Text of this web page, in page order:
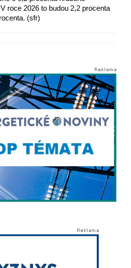
roce 2026 to budou 2,2 procenta
(sfr)